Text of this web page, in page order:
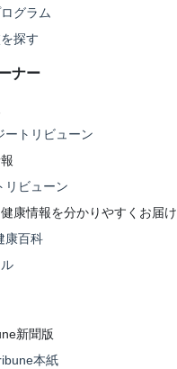
グラム
探す
ナー
ートリビューン
リビューン
康情報を分かりやすくお届け
康百科
新聞版
本紙